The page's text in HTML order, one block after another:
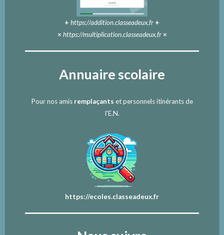
+ https://addition.classeadeux.fr +
× https://multiplication.classeadeux.fr×
Annuaire scolaire
Pour nos amis remplaçants et personnels itinérants de
l'E.N.
https://ecoles.classeadeux.fr